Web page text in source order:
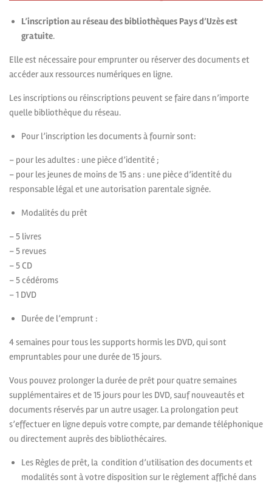
L’inscription au réseau des bibliothèques Pays d’Uzès est
gratuite.
Elle est nécessaire pour emprunter ou réserver des documents et
accéder aux ressources numériques en ligne.
Les inscriptions ou réinscriptions peuvent se faire dans n’importe
quelle bibliothèque du réseau.
Pour l’inscription les documents à fournir sont:
– pour les adultes : une pièce d’identité ;
– pour les jeunes de moins de 15 ans : une pièce d’identité du
responsable légal et une autorisation parentale signée.
Modalités du prêt
– 5 livres
– 5 revues
– 5 CD
– 5 cédéroms
– 1 DVD
Durée de l’emprunt :
4 semaines pour tous les supports hormis les DVD, qui sont
empruntables pour une durée de 15 jours.
Vous pouvez prolonger la durée de prêt pour quatre semaines
supplémentaires et de 15 jours pour les DVD, sauf nouveautés et
documents réservés par un autre usager. La prolongation peut
s’effectuer en ligne depuis votre compte, par demande téléphonique
ou directement auprès des bibliothécaires.
Les Règles de prêt, la condition d’utilisation des documents et
modalités sont à votre disposition sur le règlement affiché dans